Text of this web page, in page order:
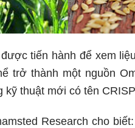
tiến hành để xem
trở thành một nguồn
thuật mới có tên
Research cho